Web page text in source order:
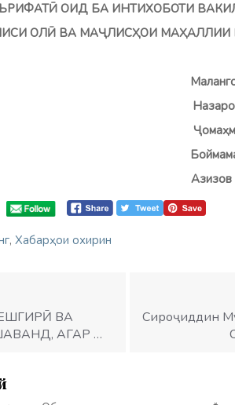
Ӣ ОИД БА ИНТИХОБОТИ
ОЛӢ ВА МАҶЛИСҲОИ МАҲАЛЛИИ
Ҷомаҳ
Азизов
, Хабарҳои охирин
ВА
АГАР …
Сироҷиддин